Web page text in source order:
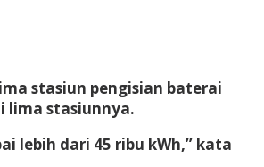
stasiun pengisian baterai
lima stasiunnya.
lebih dari 45 ribu kWh,” kata